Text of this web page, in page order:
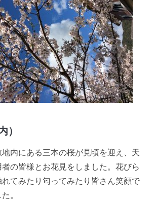
）
内にある三本の桜が見頃を迎え、天
の皆様とお花見をしました。花びら
てみたり匂ってみたり皆さん笑顔で
。